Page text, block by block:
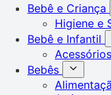
Bebê e Criança
Higiene e
Bebê e Infantil
Bebês